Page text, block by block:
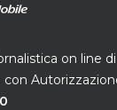
on line